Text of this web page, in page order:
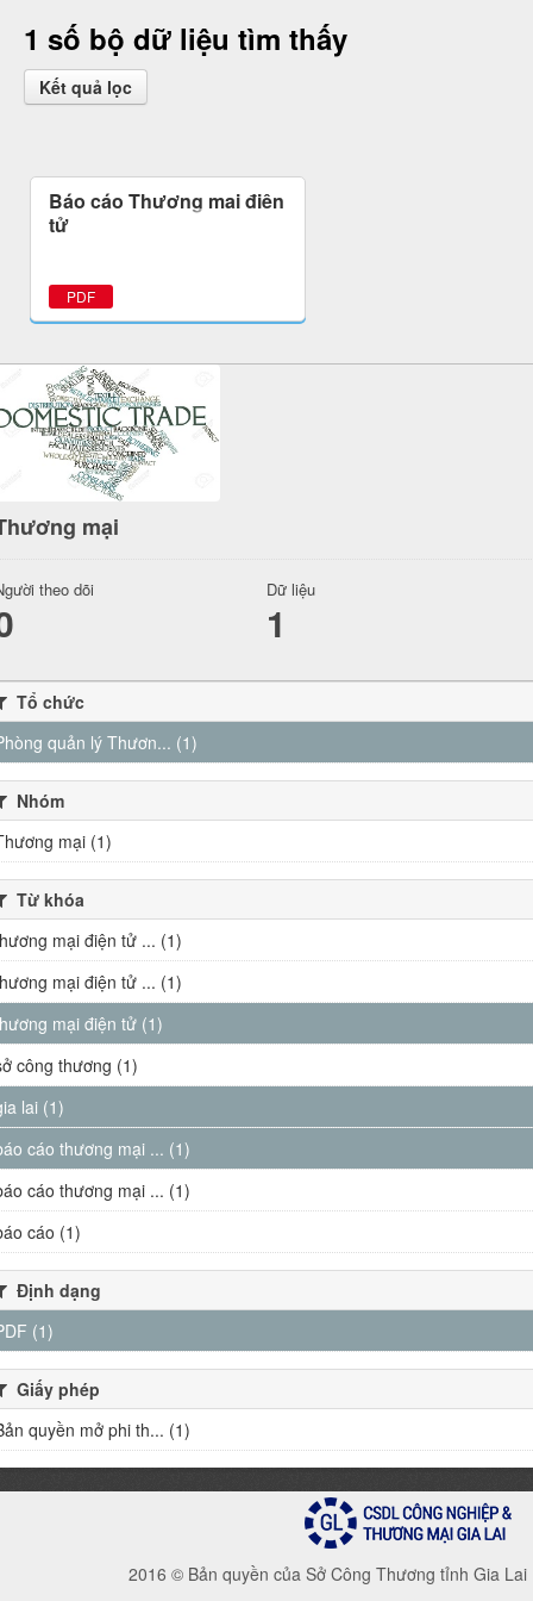
1 số bộ dữ liệu tìm thấy
Kết quả lọc
Báo cáo Thương mại điện
tử
PDF
mại
theo dõi Dữ liệu
1
Tổ chức
quản lý Thươn... (1)
Nhóm
mại (1)
Từ khóa
mại điện tử ... (1)
mại điện tử ... (1)
mại điện tử (1)
công thương (1)
lai (1)
cáo thương mại ... (1)
cáo thương mại ... (1)
cáo (1)
Định dạng
(1)
Giấy phép
quyền mở phi th... (1)
2016 © Bản quyền của Sở Công Thương tỉnh Gia Lai